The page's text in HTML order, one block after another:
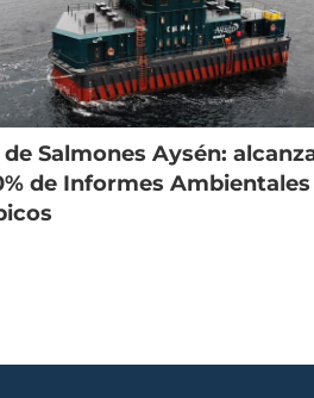
Salmones Aysén:
de Informes Ambientales